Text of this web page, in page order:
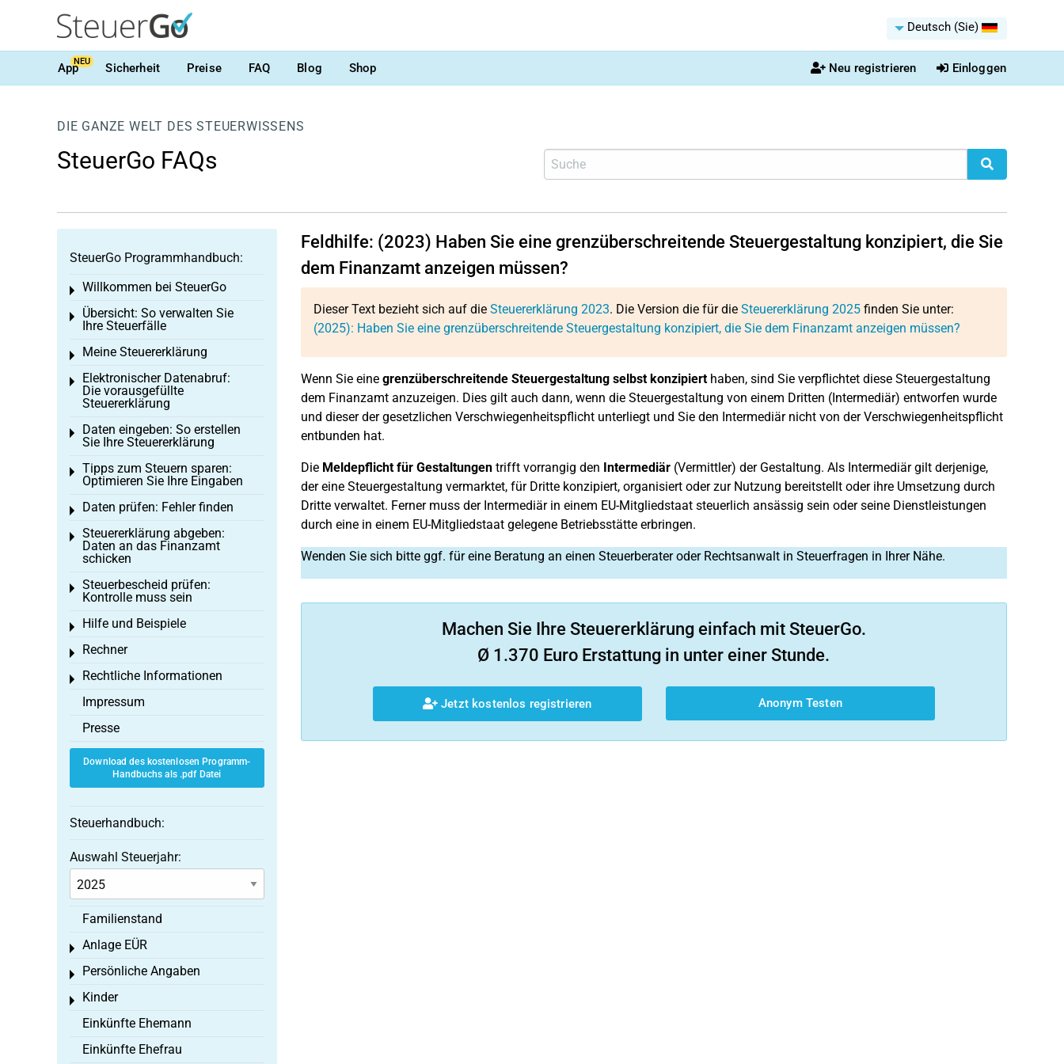
Deutsch (Sie)
AppNEU Sicherheit Preise FAQ Blog Shop Neu registrieren Einloggen
DIE GANZE WELT DES STEUERWISSENS
SteuerGo FAQs
Feldhilfe: (2023) Haben Sie eine grenzüberschreitende Steuergestaltung konzipiert, die Sie
dem Finanzamt anzeigen müssen?
Dieser Text bezieht sich auf die Steuererklärung 2023. Die Version die für die Steuererklärung 2025finden Sie unter:
(2025): Haben Sie eine grenzüberschreitende Steuergestaltung konzipiert, die Sie dem Finanzamt anzeigen müssen?
Wenn Sie eine grenzüberschreitende Steuergestaltung selbst konzipierthaben, sind Sie verpflichtet diese Steuergestaltung
dem Finanzamt anzuzeigen. Dies gilt auch dann, wenn die Steuergestaltung von einem Dritten (Intermediär) entworfen wurde
und dieser der gesetzlichen Verschwiegenheitspflicht unterliegt und Sie den Intermediär nicht von der Verschwiegenheitspflicht
entbunden hat.
Die Meldepflicht für Gestaltungentrifft vorrangig den Intermediär(Vermittler) der Gestaltung. Als Intermediär gilt derjenige,
der eine Steuergestaltung vermarktet, für Dritte konzipiert, organisiert oder zur Nutzung bereitstellt oder ihre Umsetzung durch
Dritte verwaltet. Ferner muss der Intermediär in einem EU-Mitgliedstaat steuerlich ansässig sein oder seine Dienstleistungen
durch eine in einem EU-Mitgliedstaat gelegene Betriebsstätte erbringen.
Wenden Sie sich bitte ggf. für eine Beratung an einen Steuerberater oder Rechtsanwalt in Steuerfragen in Ihrer Nähe.
Machen Sie Ihre Steuererklärung einfach mit SteuerGo.
Ø 1.370 Euro Erstattung in unter einer Stunde.
Jetzt kostenlos registrieren Anonym Testen
SteuerGo Programmhandbuch:
Willkommen bei SteuerGo
Toggle menu
Übersicht: So verwalten Sie
Ihre Steuerfälle
Toggle menu
Meine Steuererklärung
Toggle menu
Elektronischer Datenabruf:
Die vorausgefüllte
Steuererklärung
Toggle menu
Daten eingeben: So erstellen
Sie Ihre Steuererklärung
Toggle menu
Tipps zum Steuern sparen:
Optimieren Sie Ihre Eingaben
Toggle menu
Daten prüfen: Fehler finden
Toggle menu
Steuererklärung abgeben:
Daten an das Finanzamt
schicken
Toggle menu
Steuerbescheid prüfen:
Kontrolle muss sein
Toggle menu
Hilfe und Beispiele
Toggle menu
Rechner
Toggle menu
Rechtliche Informationen
Toggle menu
Impressum
Presse
Download des kostenlosen Programm-
Handbuchs als .pdf Datei
Steuerhandbuch:
Auswahl Steuerjahr:
Familienstand
Anlage EÜR
Toggle menu
Persönliche Angaben
Toggle menu
Kinder
Toggle menu
Einkünfte Ehemann
Einkünfte Ehefrau